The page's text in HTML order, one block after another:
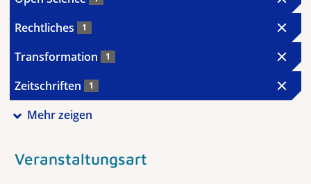
Rechtliches 1
Transformation 1
Zeitschriften 1
Mehr zeigen
Veranstaltungsart